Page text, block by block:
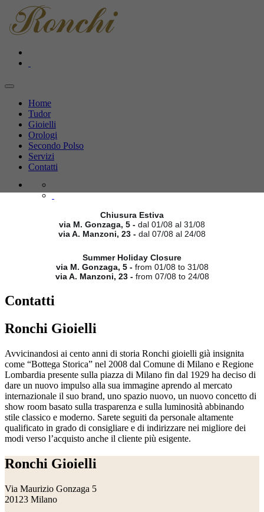
Home
Tudor
Gioielli
Orologi
Secondo Polso
Servizi
Contatti
Chiusura Estiva
via M. Gonzaga, 5 - dal 01/08 al 31/08
via A. Manzoni, 23 - dal 07/08 al 24/08
Summer Holiday Closure
via M. Gonzaga, 5 - from 01/08 to 31/08
via A. Manzoni, 23 - from 07/08 to 24/08
Contatti
Ronchi Gioielli
Avvicinandosi ai cento anni di storia Ronchi gioielli già insignita
come “Bottega Storica” nel 2008 dal Comune di Milano e Regione
Lombardia presente sulla piazza di Milano fin dal 1929 ha deciso di
dare un nuovo impulso alla sua immagine aprendo al mercato
internazionale il suo brand, uno spazio nuovo, un nuovo concetto di
show room basato sulla trasparenza e sulla luminosità abbinando
stile classico e moderno. Sarete seguiti da personale altamente
qualificato in grado di consigliare e di indirizzare nei migliore dei
modi verso l’acquisto anche il cliente più esigente.
Ronchi Gioielli
Via Maurizio Gonzaga 5
20123 Milano